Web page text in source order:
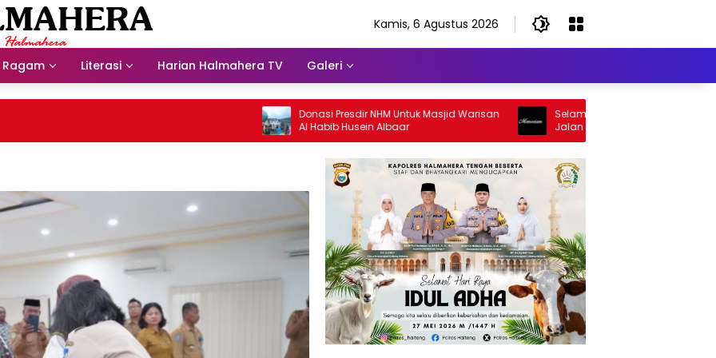
Kamis, 6 Agustus 2026
Ragam Literasi Harian Halmahera TV Galeri
Donasi Presdir NHM Untuk Masjid Warisan
Al Habib Husein Albaar
Selamat Jalan Sang Inspirator, Selamat
Jalan Abangku Yuslam Idris